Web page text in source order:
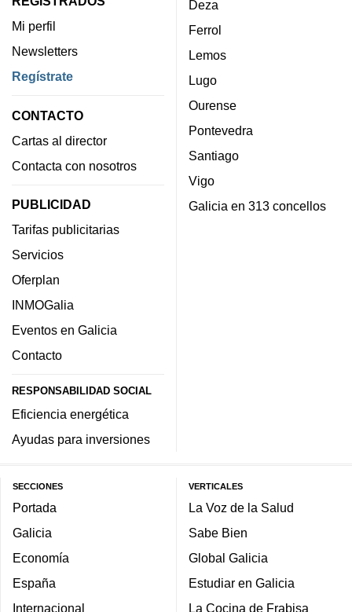
Mi perfil
Newsletters
Regístrate
CONTACTO
Cartas al director
Contacta con nosotros
PUBLICIDAD
Tarifas publicitarias
Servicios
Oferplan
INMOGalia
Eventos en Galicia
Contacto
RESPONSABILIDAD SOCIAL
Eficiencia energética
Ayudas para inversiones
Deza
Ferrol
Lemos
Lugo
Ourense
Pontevedra
Santiago
Vigo
Galicia en 313 concellos
SECCIONES
Portada
Galicia
Economía
España
Internacional
VERTICALES
La Voz de la Salud
Sabe Bien
Global Galicia
Estudiar en Galicia
La Cocina de Frabisa